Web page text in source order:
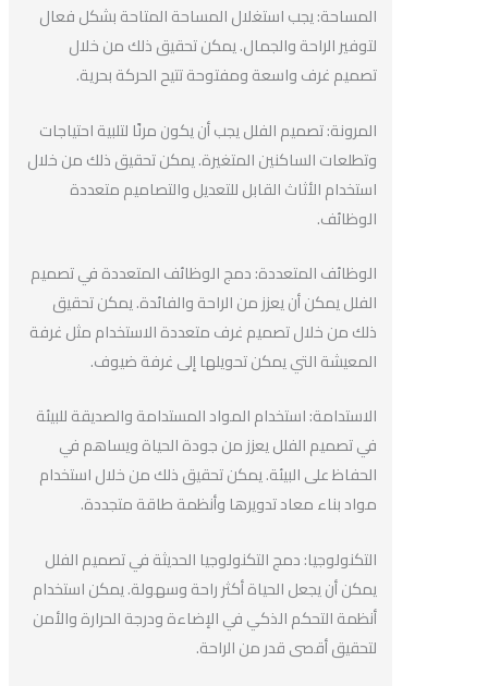
المساحة: يجب استغلال المساحة المتاحة بشكل فعال
لتوفير الراحة والجمال. يمكن تحقيق ذلك من خلال
تصميم غرف واسعة ومفتوحة تتيح الحركة بحرية.
المرونة: تصميم الفلل يجب أن يكون مرنًا لتلبية احتياجات
وتطلعات الساكنين المتغيرة. يمكن تحقيق ذلك من خلال
استخدام الأثاث القابل للتعديل والتصاميم متعددة
الوظائف.
الوظائف المتعددة: دمج الوظائف المتعددة في تصميم
الفلل يمكن أن يعزز من الراحة والفائدة. يمكن تحقيق
ذلك من خلال تصميم غرف متعددة الاستخدام مثل غرفة
المعيشة التي يمكن تحويلها إلى غرفة ضيوف.
الاستدامة: استخدام المواد المستدامة والصديقة للبيئة
في تصميم الفلل يعزز من جودة الحياة ويساهم في
الحفاظ على البيئة. يمكن تحقيق ذلك من خلال استخدام
مواد بناء معاد تدويرها وأنظمة طاقة متجددة.
التكنولوجيا: دمج التكنولوجيا الحديثة في تصميم الفلل
يمكن أن يجعل الحياة أكثر راحة وسهولة. يمكن استخدام
أنظمة التحكم الذكي في الإضاءة ودرجة الحرارة والأمن
لتحقيق أقصى قدر من الراحة.